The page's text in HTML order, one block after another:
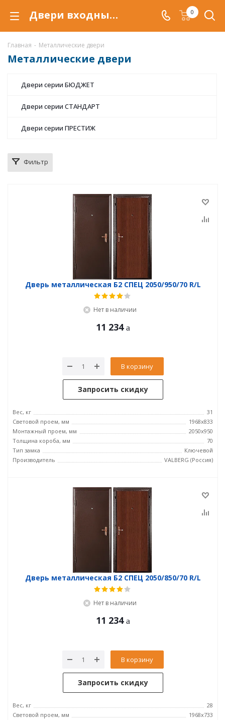
Двери входные металлические купить в Астрахани, по низкой цене, металлическая дверь от производителя 0
Главная - Металлические двери
Металлические двери
Двери серии БЮДЖЕТ
Двери cерии СТАНДАРТ
Двери серии ПРЕСТИЖ
Фильтр
Дверь металлическая Б2 СПЕЦ 2050/950/70 R/L
Нет в наличии
11 234
В корзину
Запросить скидку
Вес, кг
31
Световой проем, мм
1968x833
Монтажный проем, мм
2050x950
Толщина короба, мм
70
Тип замка
Ключевой
Производитель
VALBERG (Россия)
Дверь металлическая Б2 СПЕЦ 2050/850/70 R/L
Нет в наличии
11 234
В корзину
Запросить скидку
Вес, кг
28
Световой проем, мм
1968x733